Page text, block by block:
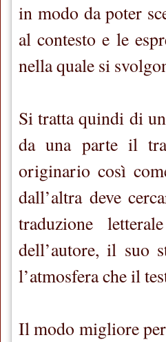
in modo da poter
al contesto e le
nella quale si
Si tratta quindi di
da una parte il
originario così
dall’altra deve
traduzione
dell’autore, il suo
l’atmosfera che il
Il modo migliore